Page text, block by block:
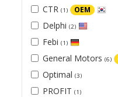
CTR (1) OEM
Delphi (2)
Febi (1)
General Motors (6)
Optimal (3)
PROFIT (1)